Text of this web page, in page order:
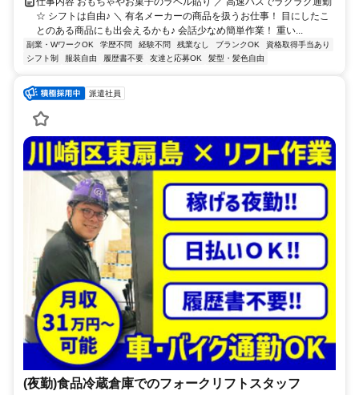
☆ シフトは自由♪ ＼ 有名メーカーの商品を扱うお仕事！ 目にしたこ
とのある商品にも出会えるかも♪ 会話少なめ簡単作業！ 重い...
副業・WワークOK 学歴不問 経験不問 残業なし ブランクOK
資格取得手当あり
シフト制
服装自由 履歴書不要 友達と応募OK 髪型・髪色自由
派遣社員
(夜勤)食品冷蔵倉庫でのフォークリフトスタッフ